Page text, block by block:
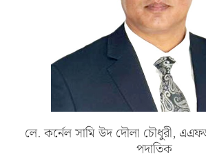
লে. কর্নেল সামি উদ দৌলা চৌধুরী,
পদাতিক